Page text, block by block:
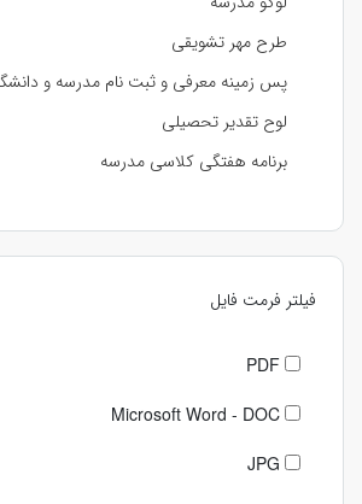
طرح مهر تشویقی
پس زمینه معرفی و ثبت نام مدرسه و
لوح تقدیر تحصیلی
برنامه هفتگی کلاسی مدرسه
فیلتر فرمت فایل
PDF
Microsoft Word - DOC
JPG